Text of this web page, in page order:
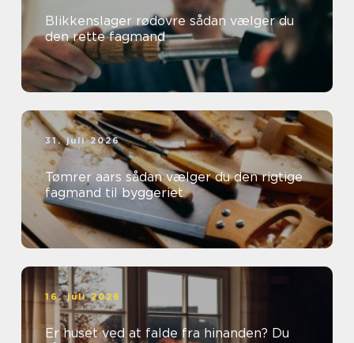
Blikkenslager rødovre sådan vælger du
den rette fagmand
31. juli 2026
Tømrer aars sådan vælger du den rigtige
fagmand til byggeriet
16. juli 2026
Er huset ved at falde fra hinanden? Du